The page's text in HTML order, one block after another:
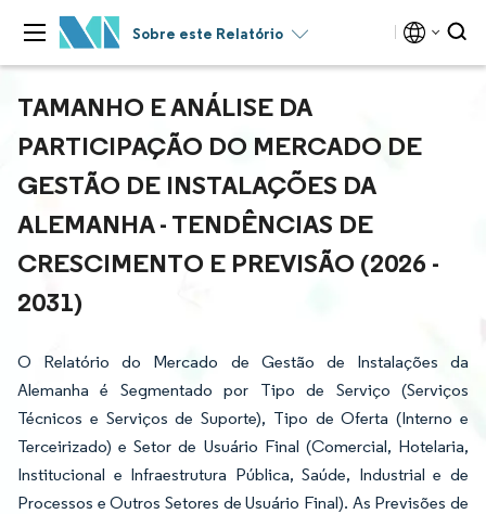
Sobre este Relatório
TAMANHO E ANÁLISE DA
PARTICIPAÇÃO DO MERCADO DE
GESTÃO DE INSTALAÇÕES DA
ALEMANHA - TENDÊNCIAS DE
CRESCIMENTO E PREVISÃO (2026 -
2031)
O Relatório do Mercado de Gestão de Instalações da
Alemanha é Segmentado por Tipo de Serviço (Serviços
Técnicos e Serviços de Suporte), Tipo de Oferta (Interno e
Terceirizado) e Setor de Usuário Final (Comercial, Hotelaria,
Institucional e Infraestrutura Pública, Saúde, Industrial e de
Processos e Outros Setores de Usuário Final). As Previsões de